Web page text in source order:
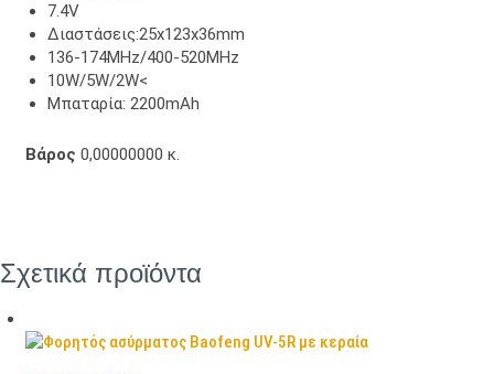
7.4V
Διαστάσεις:25x123x36mm
136-174MHz/400-520MHz
10W/5W/2W<
Μπαταρία: 2200mAh
Βάρος 0,00000000 κ.
Σχετικά προϊόντα